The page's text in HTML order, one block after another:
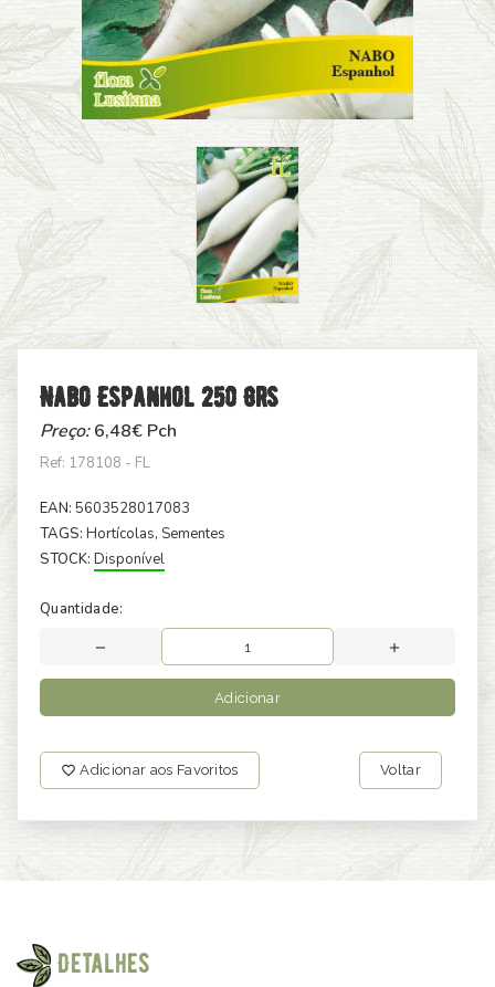
Nabo Espanhol 250 Grs
Preço:6,48€ Pch
Ref: 178108 - FL
EAN: 5603528017083
TAGS: Hortícolas, Sementes
STOCK: Disponível
Quantidade:
Adicionar
Adicionar aos Favoritos Voltar
Detalhes